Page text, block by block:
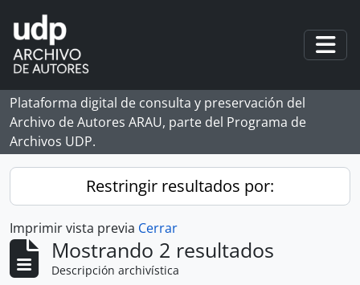
Skip to main content
Plataforma digital de consulta y preservación del
Archivo de Autores ARAU, parte del Programa de
Archivos UDP.
Restringir resultados por:
Imprimir vista previa Cerrar
Mostrando 2 resultados
Descripción archivística